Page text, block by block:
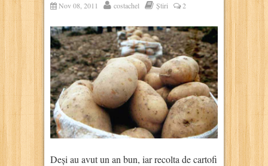
Nov 08, 2011 costachel Știri 2
Deși au avut un an bun, iar recolta de cartofi